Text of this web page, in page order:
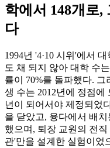
학에서 148개로,
다
1994년 '4·10 시위'에서
도 채 되지 않아 대학 수
률이 70%를 돌파했다.
생 수는 2012년에 정점에
년이 되어서야 제정되었
을 닫았고, 융다에서 배
했으며, 퇴장 교원의 전
관'만을 설계한 실험이었